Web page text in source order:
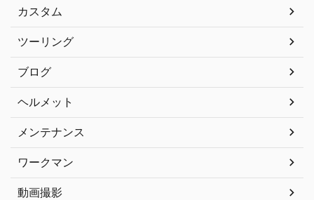
カスタム
ツーリング
ブログ
ヘルメット
メンテナンス
ワークマン
動画撮影